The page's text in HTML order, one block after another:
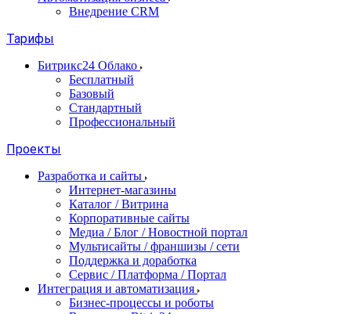
Внедрение CRM
Тарифы
Битрикс24 Облако
Бесплатный
Базовый
Стандартный
Профессиональный
Проекты
Разработка и сайты
Интернет-магазины
Каталог / Витрина
Корпоративные сайты
Медиа / Блог / Новостной портал
Мультисайты / франшизы / сети
Поддержка и доработка
Сервис / Платформа / Портал
Интеграция и автоматизация
Бизнес-процессы и роботы